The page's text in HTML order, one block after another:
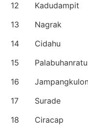
12
Kadudampit
13
Nagrak
14
Cidahu
15
Palabuhanratu
16
17
Surade
18
Ciracap